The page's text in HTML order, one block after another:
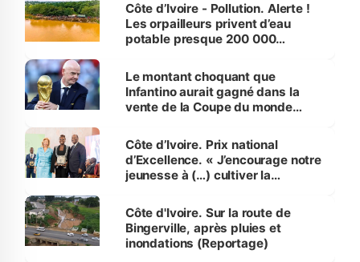
Côte d’Ivoire - Pollution. Alerte !
Les orpailleurs privent d’eau
potable presque 200 000
Le montant choquant que
Infantino aurait gagné dans la
vente de la Coupe du monde
Côte d’Ivoire. Prix national
d’Excellence. « J’encourage notre
jeunesse à (…) cultiver la
(Alassane Ouattara
Côte d'Ivoire. Sur la route de
Bingerville, après pluies et
inondations (Reportage)